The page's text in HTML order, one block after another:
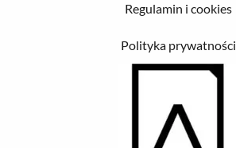
Regulamin i cookies
Polityka prywatności